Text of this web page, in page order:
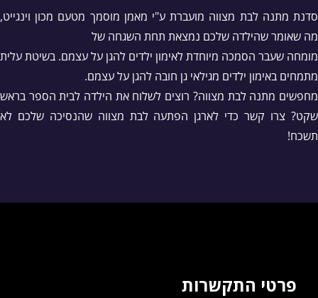
סדנת מתנה לבת מצווה מועברת ע"י מאמן מוסמך מטעם מכון וינגייט,
מה שאומר שהילדה שלכם נמצאת תחת השגחה של
מומחה שעבר הסמכה מיוחדת לאימון ילדים להגן על עצמם. בשיטת עלית
מתמחים באימון ילדים מגילאי גן חובה להגן על עצמם.
מחפשים מתנה לבת מצווה? רוצים לשלוח את הילדה לבית הספר בראש
שקט? צרו קשר כדי לארגן הפתעה לבת מצווה שהנסיכה שלכם לא
תשכח!
פרטי התקשרות